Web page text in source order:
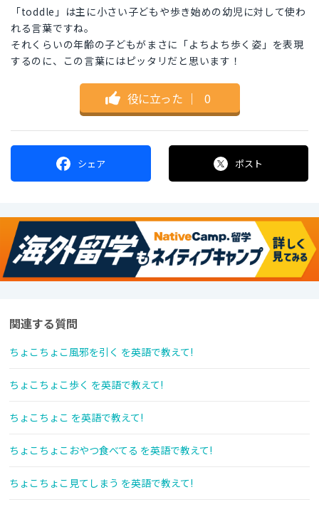
「toddle」は主に小さい子どもや歩き始めの幼児に対して使わ
れる言葉ですね。
それくらいの年齢の子どもがまさに「よちよち歩く姿」を表現
するのに、この言葉にはピッタリだと思います！
役に立った ｜ 0
シェア ポスト
関連する質問
ちょこちょこ風邪を引く を英語で教えて!
ちょこちょこ歩く を英語で教えて!
ちょこちょこ を英語で教えて!
ちょこちょこおやつ食べてる を英語で教えて!
ちょこちょこ見てしまう を英語で教えて!